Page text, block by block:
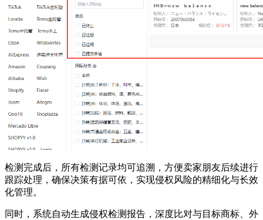
检测完成后，所有检测记录均可追溯，方便卖家朋友后续进行
跟踪处理，确保决策有据可依，实现侵权风险的精细化与长效
化管理。
同时，系统自动生成侵权检测报告，深度比对与目标商标、外